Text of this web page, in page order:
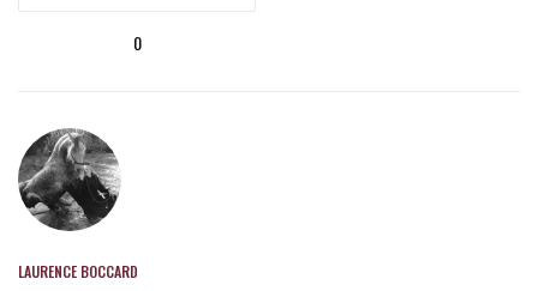
0
LAURENCE BOCCARD